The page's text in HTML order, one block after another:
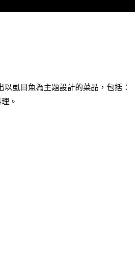
以虱目魚為主題設計的菜品，包括：
。